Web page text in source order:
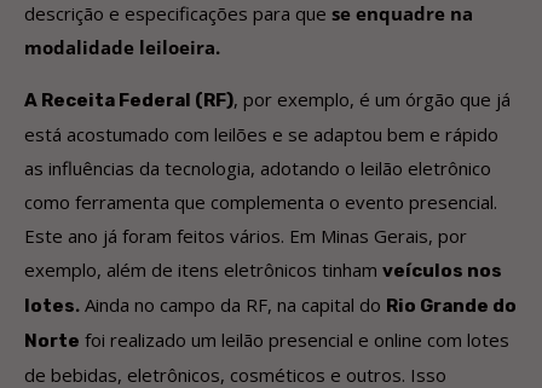
descrição e especificações para que se enquadre na
modalidade leiloeira.
A Receita Federal (RF), por exemplo, é um órgão que já
está acostumado com leilões e se adaptou bem e rápido
as influências da tecnologia, adotando o leilão eletrônico
como ferramenta que complementa o evento presencial.
Este ano já foram feitos vários. Em Minas Gerais, por
exemplo, além de itens eletrônicos tinham veículos nos
lotes. Ainda no campo da RF, na capital do Rio Grande do
Norte foi realizado um leilão presencial e online com lotes
de bebidas, eletrônicos, cosméticos e outros. Isso